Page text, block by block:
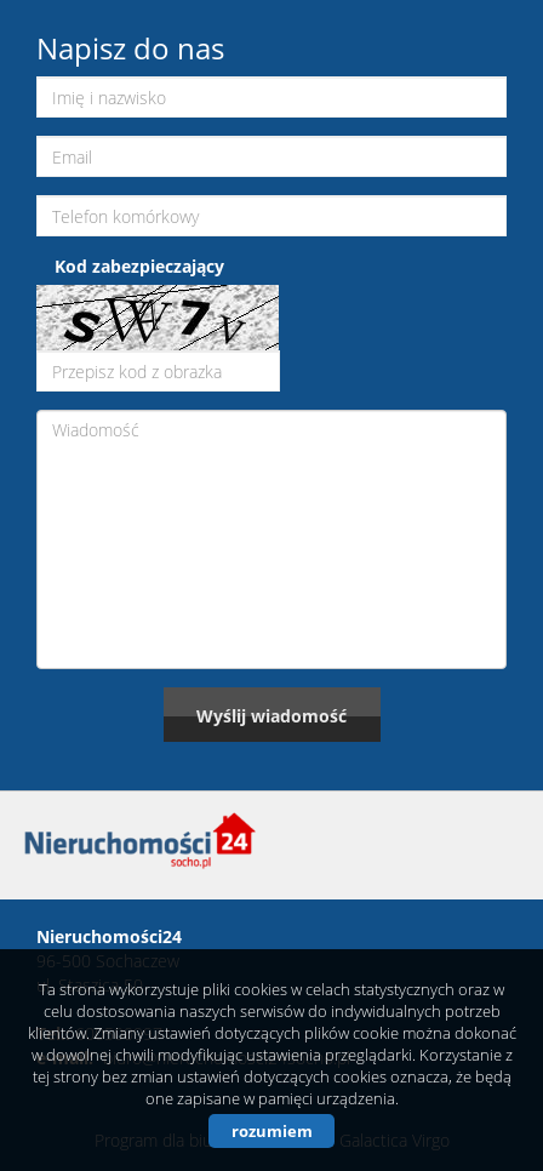
Napisz do nas
Kod zabezpieczający
Nieruchomości24
96-500 Sochaczew
ul. Staszica 50
Tel.:600500997
e-mail:biuro@nieruchomosci24socho.pl
Program dla biur nieruchomości Galactica Virgo
Ta strona wykorzystuje pliki cookies w celach statystycznych oraz w
celu dostosowania naszych serwisów do indywidualnych potrzeb
klientów. Zmiany ustawień dotyczących plików cookie można dokonać
w dowolnej chwili modyfikując ustawienia przeglądarki. Korzystanie z
tej strony bez zmian ustawień dotyczących cookies oznacza, że będą
one zapisane w pamięci urządzenia.
rozumiem